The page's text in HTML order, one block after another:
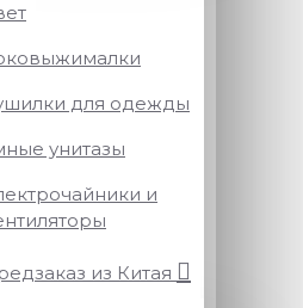
для одежды
унитазы
и
из Китая